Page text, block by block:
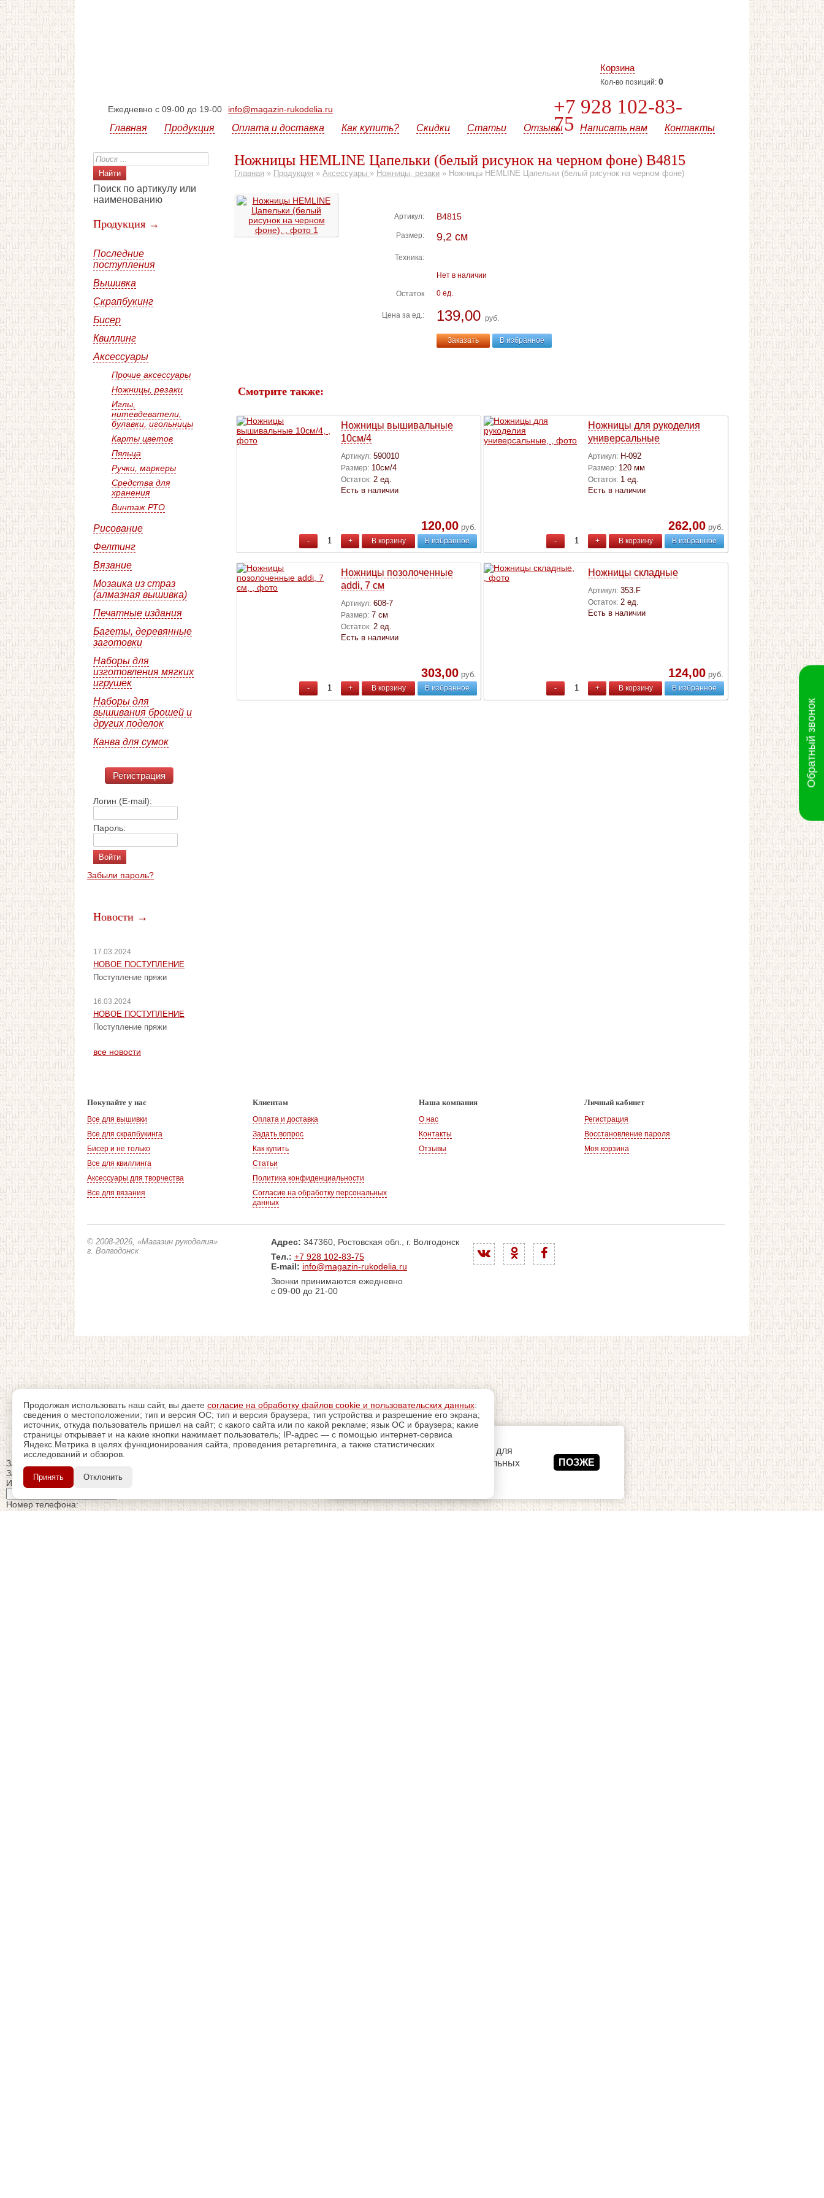
Корзина
Кол-во позиций: 0
+7 928 102-83-
75
Ежедневно с 09-00 до 19-00 info@magazin-rukodelia.ru
Главная Продукция Оплата и доставка Как купить? Скидки Статьи Отзывы Написать нам Контакты
Поиск по артикулу или
наименованию
Продукция →
Последние
поступления
Вышивка
Скрапбукинг
Бисер
Квиллинг
Аксессуары
Прочие аксессуары
Ножницы, резаки
Иглы,
нитевдеватели,
булавки, игольницы
Карты цветов
Пяльца
Ручки, маркеры
Средства для
хранения
Винтаж РТО
Рисование
Фелтинг
Вязание
Мозаика из страз
(алмазная вышивка)
Печатные издания
Багеты, деревянные
заготовки
Наборы для
изготовления мягких
игрушек
Наборы для
вышивания брошей и
других поделок
Канва для сумок
Регистрация
Логин (E-mail):
Пароль:
Забыли пароль?
Новости →
17.03.2024
НОВОЕ ПОСТУПЛЕНИЕ
Поступление пряжи
16.03.2024
НОВОЕ ПОСТУПЛЕНИЕ
Поступление пряжи
все новости
Ножницы HEMLINE Цапельки (белый рисунок на черном фоне) В4815
Главная » Продукция » Аксессуары » Ножницы, резаки » Ножницы HEMLINE Цапельки (белый рисунок на черном фоне)
Артикул: В4815
Размер: 9,2 см
Техника:
Нет в наличии
Остаток 0 ед.
Цена за ед.: 139,00 руб.
Заказать В избранное
Смотрите также:
Ножницы вышивальные
10см/4
Артикул: 590010
Размер: 10см/4
Остаток: 2 ед.
Есть в наличии
120,00 руб.
- + В корзину В избранное
Ножницы для рукоделия
универсальные
Артикул: Н-092
Размер: 120 мм
Остаток: 1 ед.
Есть в наличии
262,00 руб.
- + В корзину В избранное
Ножницы позолоченные
addi, 7 см
Артикул: 608-7
Размер: 7 см
Остаток: 2 ед.
Есть в наличии
303,00 руб.
- + В корзину В избранное
Ножницы складные
Артикул: 353.F
Остаток: 2 ед.
Есть в наличии
124,00 руб.
- + В корзину В избранное
Покупайте у нас
Все для вышивки
Все для скрапбукинга
Бисер и не только
Все для квиллинга
Аксессуары для творчества
Все для вязания
Клиентам
Оплата и доставка
Задать вопрос
Как купить
Статьи
Политика конфиденциальности
Согласие на обработку персональных
данных
Наша компания
О нас
Контакты
Отзывы
Личный кабинет
Регистрация
Восстановление пароля
Моя корзина
© 2008-2026, «Магазин рукоделия»
г. Волгодонск
Адрес: 347360, Ростовская обл., г. Волгодонск
Тел.: +7 928 102-83-75
E-mail: info@magazin-rukodelia.ru
Звонки принимаются ежедневно
с 09-00 до 21-00
Обратный звонок
Продолжая использовать наш сайт, вы даете согласие на обработку файлов cookie и пользовательских данных:
сведения о местоположении; тип и версия ОС; тип и версия браузера; тип устройства и разрешение его экрана;
источник, откуда пользователь пришел на сайт; с какого сайта или по какой рекламе; язык ОС и браузера; какие
страницы открывает и на какие кнопки нажимает пользователь; IP-адрес — с помощью интернет-сервиса
Яндекс.Метрика в целях функционирования сайта, проведения ретаргетинга, а также статистических
исследований и обзоров.
Принять Отклонить
Закрыть
Заказ обратного звонка
Имя Отчество:
Номер телефона:
с кодом города
Пройдитерегистрацию
для
использования дополнительных
ПОЗЖЕ